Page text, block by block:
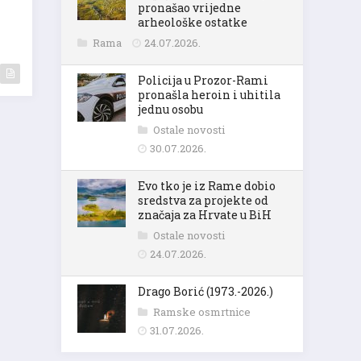
pronašao vrijedne
arheološke ostatke
Rama 24.07.2026.
Policija u Prozor-Rami
pronašla heroin i uhitila
jednu osobu
Ostale novosti
30.07.2026.
Evo tko je iz Rame dobio
sredstva za projekte od
značaja za Hrvate u BiH
Ostale novosti
24.07.2026.
Drago Borić (1973.-2026.)
Ramske osmrtnice
31.07.2026.